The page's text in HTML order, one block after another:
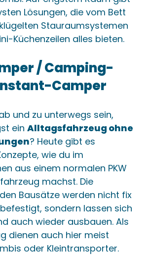
Lösungen, die vom Bett
Stauraumsystemen
Küchenzeilen alles bieten.
/ Camping-
Camper
und zu unterwegs sein,
ein Alltagsfahrzeug ohne
? Heute gibt es
wie du im
aus einem normalen PKW
machst. Die
Bausätze werden nicht fix
sondern lassen sich
auch wieder ausbauen. Als
dienen auch hier meist
oder Kleintransporter.